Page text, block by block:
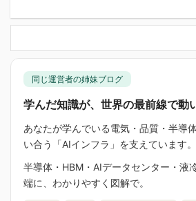
同じ運営者の姉妹ブログ
学んだ知識が、世界の最前線で動
あなたが学んでいる電気・品質・半導
い合う「AIインフラ」を支えています。
半導体・HBM・AIデータセンター・液
端に、わかりやすく図解で。